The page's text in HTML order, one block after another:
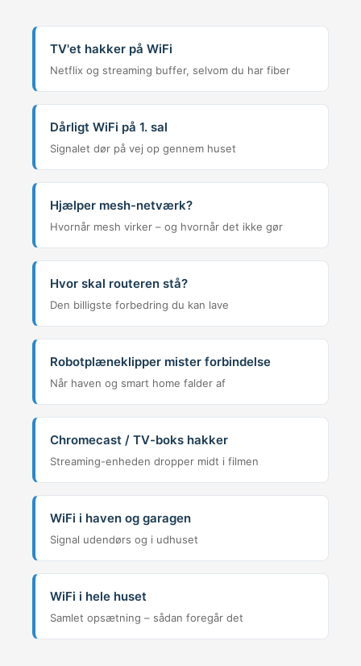
TV'et hakker på WiFi
Netflix og streaming buffer, selvom du har fiber
Dårligt WiFi på 1. sal
Signalet dør på vej op gennem huset
Hjælper mesh-netværk?
Hvornår mesh virker – og hvornår det ikke gør
Hvor skal routeren stå?
Den billigste forbedring du kan lave
Robotplæneklipper mister forbindelse
Når haven og smart home falder af
Chromecast / TV-boks hakker
Streaming-enheden dropper midt i filmen
WiFi i haven og garagen
Signal udendørs og i udhuset
WiFi i hele huset
Samlet opsætning – sådan foregår det